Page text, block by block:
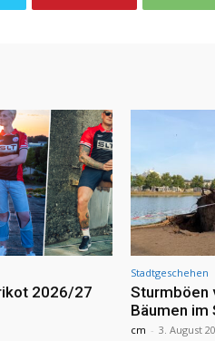
2026/27
Stadtgeschehen
Sturmböen
Bäumen
cm - 3. August